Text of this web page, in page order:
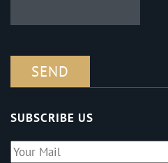
SUBSCRIBE US